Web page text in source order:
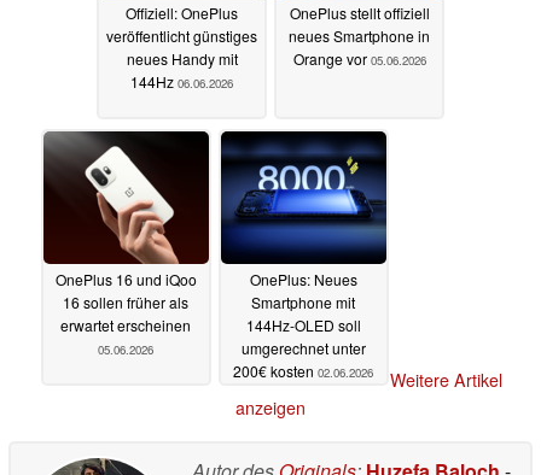
Offiziell: OnePlus
veröffentlicht günstiges
neues Handy mit
144Hz 06.06.2026
OnePlus stellt offiziell
neues Smartphone in
Orange vor 05.06.2026
OnePlus 16 und iQoo
16 sollen früher als
erwartet erscheinen
05.06.2026
OnePlus: Neues
Smartphone mit
144Hz-OLED soll
umgerechnet unter
200€ kosten 02.06.2026
Weitere Artikel
anzeigen